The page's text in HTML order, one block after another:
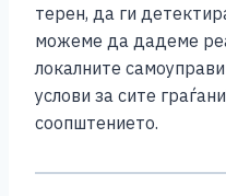
терен, да ги
можеме да дадеме
локалните
услови за сите
соопштението.